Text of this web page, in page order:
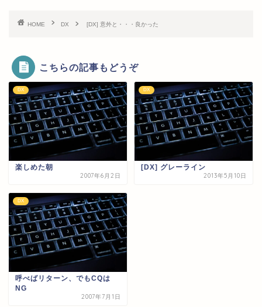
HOME DX [DX] 意外と・・・良かった
こちらの記事もどうぞ
DX
楽しめた朝
2007年6月2日
DX
[DX] グレーライン
2013年5月10日
DX
呼べばリターン、でもCQは
NG
2007年7月1日